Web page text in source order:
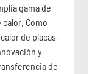
gama de
Como
de placas,
y
de